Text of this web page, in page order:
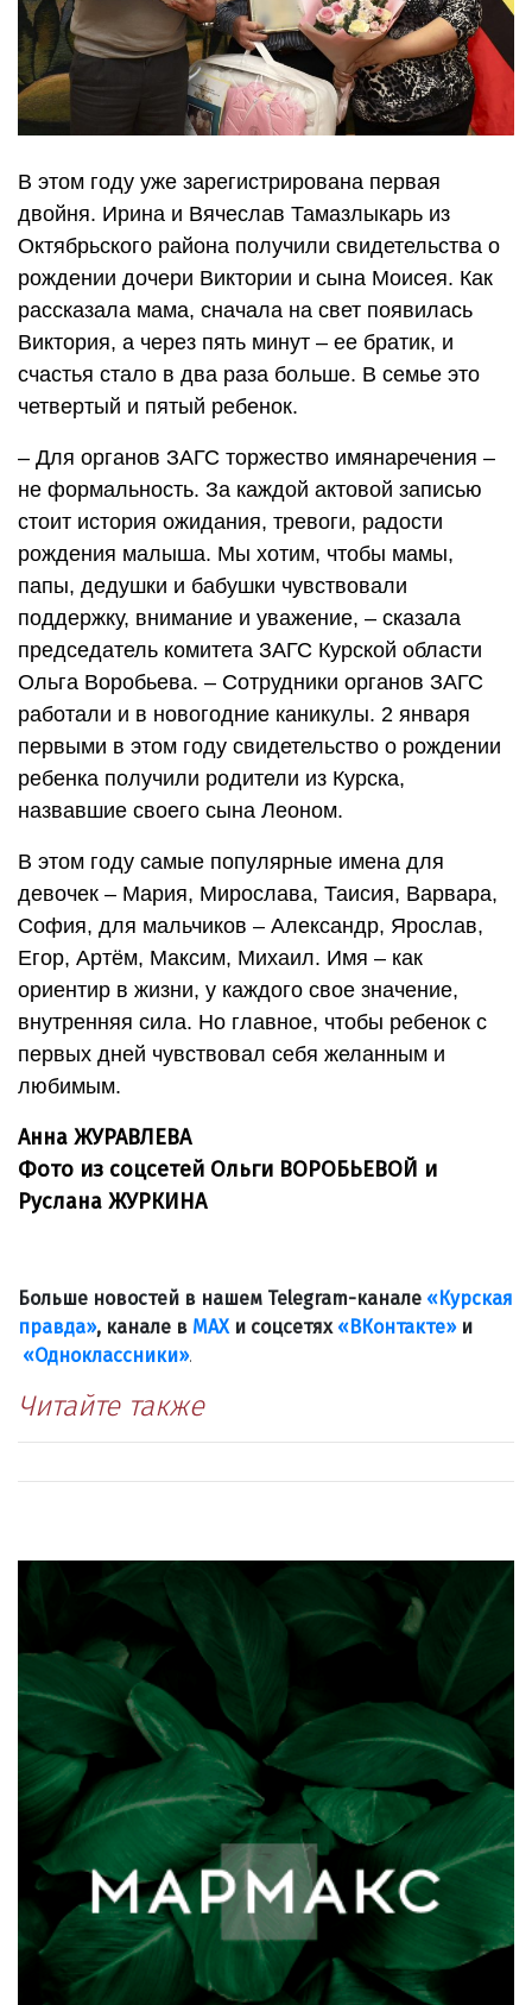
В этом году уже зарегистрирована первая
двойня. Ирина и Вячеслав Тамазлыкарь из
Октябрьского района получили свидетельства о
рождении дочери Виктории и сына Моисея. Как
рассказала мама, сначала на свет появилась
Виктория, а через пять минут – ее братик, и
счастья стало в два раза больше. В семье это
четвертый и пятый ребенок.
– Для органов ЗАГС торжество имянаречения –
не формальность. За каждой актовой записью
стоит история ожидания, тревоги, радости
рождения малыша. Мы хотим, чтобы мамы,
папы, дедушки и бабушки чувствовали
поддержку, внимание и уважение, – сказала
председатель комитета ЗАГС Курской области
Ольга Воробьева. – Сотрудники органов ЗАГС
работали и в новогодние каникулы. 2 января
первыми в этом году свидетельство о рождении
ребенка получили родители из Курска,
назвавшие своего сына Леоном.
В этом году самые популярные имена для
девочек – Мария, Мирослава, Таисия, Варвара,
София, для мальчиков – Александр, Ярослав,
Егор, Артём, Максим, Михаил. Имя – как
ориентир в жизни, у каждого свое значение,
внутренняя сила. Но главное, чтобы ребенок с
первых дней чувствовал себя желанным и
любимым.
Анна ЖУРАВЛЕВА
Фото из соцсетей Ольги ВОРОБЬЕВОЙ и
Руслана ЖУРКИНА
Больше новостей в нашем Telegram-канале «Курская
правда», канале в МАХ и соцсетях «ВКонтакте»и
«Одноклассники».
Читайте также